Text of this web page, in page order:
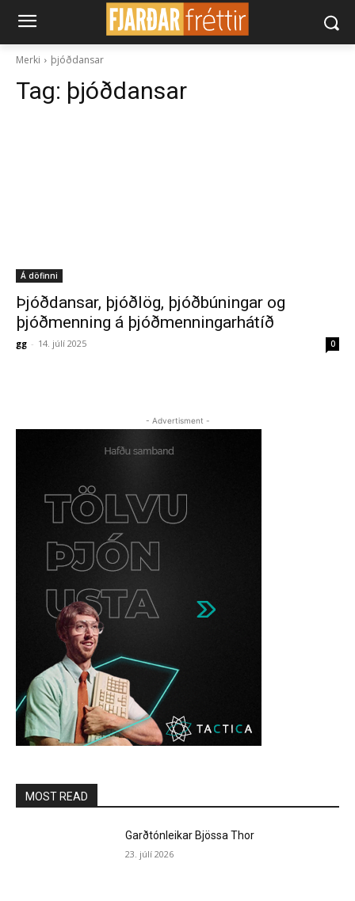
Merki þjóðdansar
Tag: þjóðdansar
Á döfinni
Þjóðdansar, þjóðlög, þjóðbúningar og
þjóðmenning á þjóðmenningarhátíð
gg - 14. júlí 2025 0
- Advertisment -
MOST READ
Garðtónleikar Bjössa Thor
23. júlí 2026